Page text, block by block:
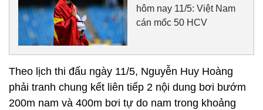
hôm nay 11/5: Việt Nam
cán mốc 50 HCV
Theo lịch thi đấu ngày 11/5, Nguyễn Huy Hoàng
phải tranh chung kết liên tiếp 2 nội dung bơi bướm
200m nam và 400m bơi tự do nam trong khoảng